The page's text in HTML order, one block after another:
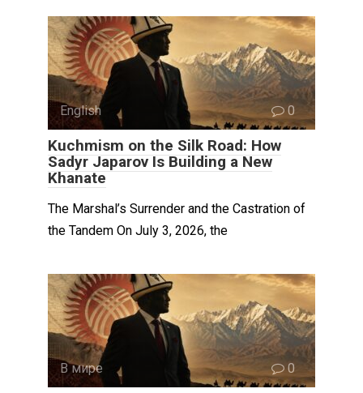
English 0
Kuchmism on the Silk Road: How
Sadyr Japarov Is Building a New
Khanate
The Marshal’s Surrender and the Castration of
the Tandem On July 3, 2026, the
В мире 0